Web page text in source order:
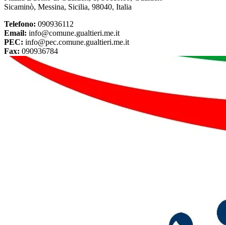
Sicaminò, Messina, Sicilia, 98040, Italia
Telefono: 090936112
Email: info@comune.gualtieri.me.it
PEC: info@pec.comune.gualtieri.me.it
Fax: 090936784